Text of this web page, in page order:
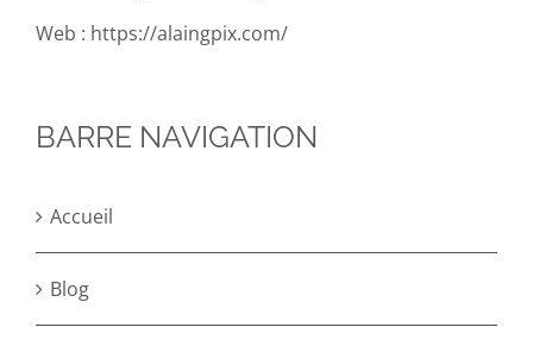
Web : https://alaingpix.com/
BARRE NAVIGATION
Accueil
Blog